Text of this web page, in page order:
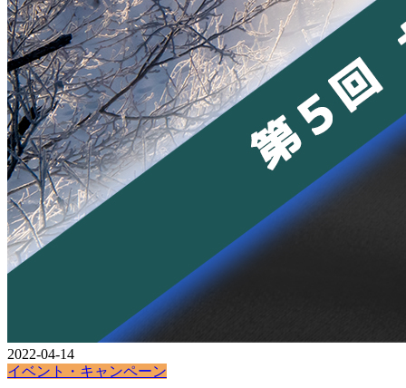
2022-04-14
イベント・キャンペーン